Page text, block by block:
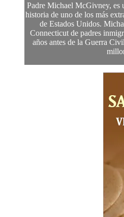
Padre Michael McGivney, es
historia de uno de los más
de Estados Unidos.
Connecticut de padres
años antes de la Guerra